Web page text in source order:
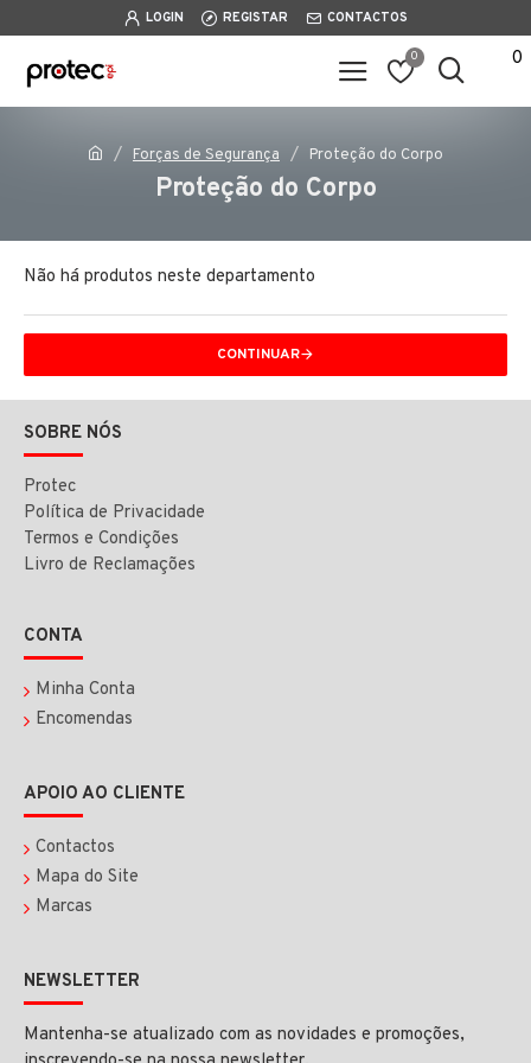
LOGIN REGISTAR CONTACTOS
0 0
Forças de Segurança Proteção do Corpo
Proteção do Corpo
Não há produtos neste departamento
CONTINUAR
SOBRE NÓS
Protec
Política de Privacidade
Termos e Condições
Livro de Reclamações
CONTA
Minha Conta
Encomendas
APOIO AO CLIENTE
Contactos
Mapa do Site
Marcas
NEWSLETTER
Mantenha-se atualizado com as novidades e promoções,